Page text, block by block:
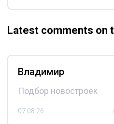
Latest comments on
Владимир
Подбор новостроек
07.08.26